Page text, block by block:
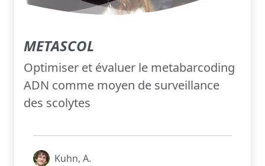
METASCOL
Optimiser et évaluer le metabarcoding
ADN comme moyen de surveillance
des scolytes
Kuhn, A.